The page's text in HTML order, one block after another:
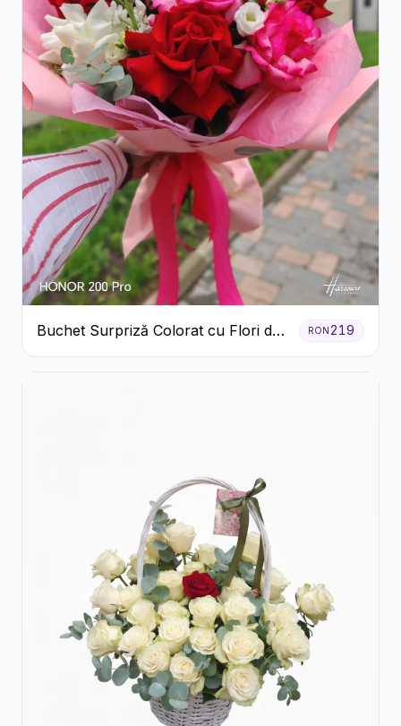
Buchet Surpriză Colorat cu Flori de
Sezon
RON219